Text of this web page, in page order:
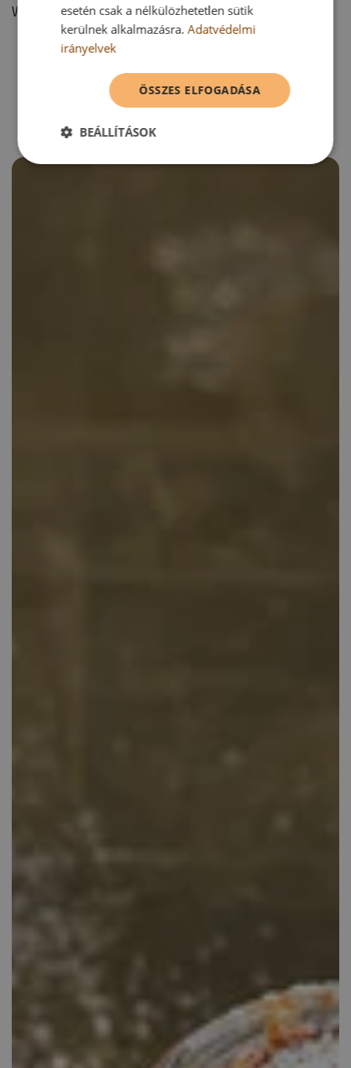
Vélemény írásához, kérjük,jelentkezz be!
RECEPTAJÁNLÓ
esetén csak a nélkülözhetetlen sütik
kerülnek alkalmazásra.Adatvédelmi
irányelvek
ÖSSZES ELFOGADÁSA
BEÁLLÍTÁSOK